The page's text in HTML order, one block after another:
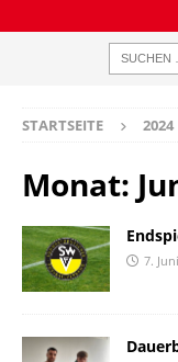
STARTSEITE 2024
Monat:
7.